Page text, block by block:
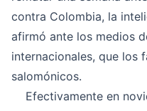
contra Colombia, la
afirmó ante los medios
internacionales, que los
salomónicos.
Efectivamente en